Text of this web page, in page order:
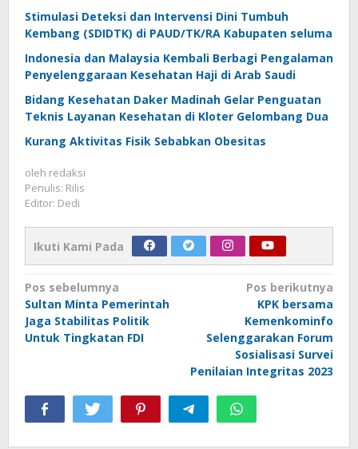
Stimulasi Deteksi dan Intervensi Dini Tumbuh
Kembang (SDIDTK) di PAUD/TK/RA Kabupaten seluma
Indonesia dan Malaysia Kembali Berbagi Pengalaman
Penyelenggaraan Kesehatan Haji di Arab Saudi
Bidang Kesehatan Daker Madinah Gelar Penguatan
Teknis Layanan Kesehatan di Kloter Gelombang Dua
Kurang Aktivitas Fisik Sebabkan Obesitas
oleh redaksi
Penulis: Rilis
Editor: Dedi
Ikuti Kami Pada
Navigasi
pos
Pos sebelumnya
Sultan Minta Pemerintah
Jaga Stabilitas Politik
Untuk Tingkatan FDI
Pos berikutnya
KPK bersama
Kemenkominfo
Selenggarakan Forum
Sosialisasi Survei
Penilaian Integritas 2023